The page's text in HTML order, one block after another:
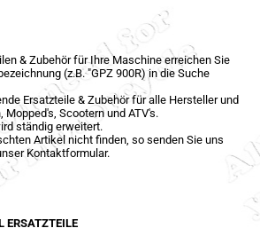
& Zubehör für Ihre Maschine erreichen Sie
(z.B. "GPZ 900R) in die Suche
Ersatzteile & Zubehör für alle Hersteller und
Mopped's, Scootern und ATV's.
ständig erweitert.
Artikel nicht finden, so senden Sie uns
Kontaktformular.
ERSATZTEILE